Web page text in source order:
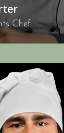
Chef